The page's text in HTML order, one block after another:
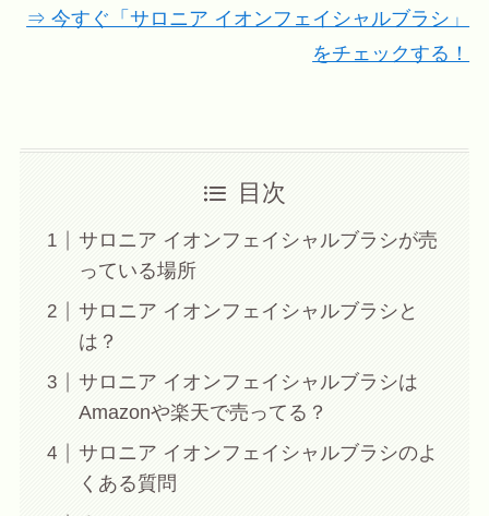
⇒ 今すぐ「サロニア イオンフェイシャルブラシ」
をチェックする！
目次
サロニア イオンフェイシャルブラシが売
っている場所
サロニア イオンフェイシャルブラシと
は？
サロニア イオンフェイシャルブラシは
Amazonや楽天で売ってる？
サロニア イオンフェイシャルブラシのよ
くある質問